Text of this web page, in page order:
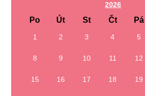
2026
Po Út St Čt Pá
1 2 3 4 5
8 9 10 11 12
15 16 17 18 19